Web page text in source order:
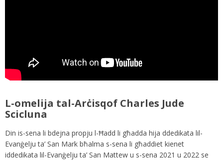
L-omelija tal-Arċisqof Charles Jude
Scicluna
Din is-sena li bdejna propju l-Ħadd li għadda hija ddedikata lil-
Evanġelju ta’ San Mark bħalma s-sena li għaddiet kienet
iddedikata lil-Evanġelju ta’ San Mattew u s-sena 2021 u 2022 se